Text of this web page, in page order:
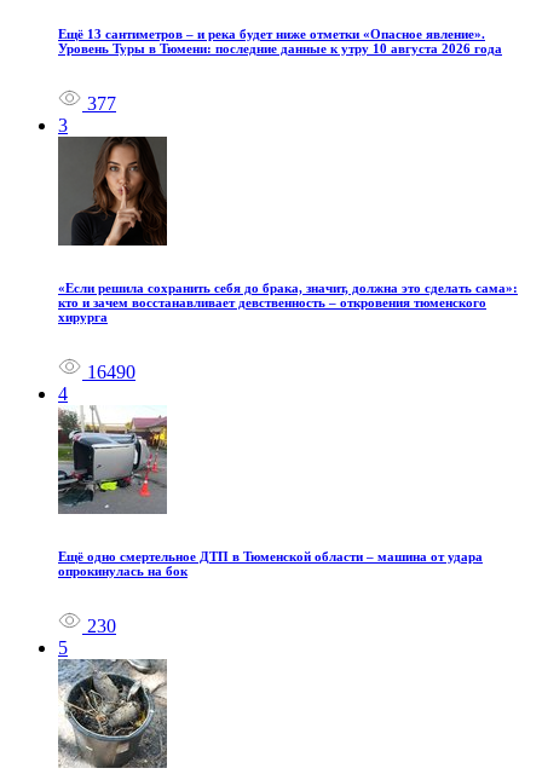
Ещё 13 сантиметров – и река будет ниже отметки «Опасное явление».
Уровень Туры в Тюмени: последние данные к утру 10 августа 2026 года
377
3
«Если решила сохранить себя до брака, значит, должна это сделать сама»:
кто и зачем восстанавливает девственность – откровения тюменского
хирурга
16490
4
Ещё одно смертельное ДТП в Тюменской области – машина от удара
опрокинулась на бок
230
5